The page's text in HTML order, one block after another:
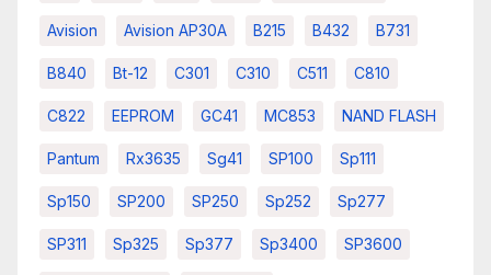
Avision Avision AP30A B215 B432 B731
B840 Bt-12 C301 C310 C511 C810
C822 EEPROM GC41 MC853 NAND FLASH
Pantum Rx3635 Sg41 SP100 Sp111
Sp150 SP200 SP250 Sp252 Sp277
SP311 Sp325 Sp377 Sp3400 SP3600